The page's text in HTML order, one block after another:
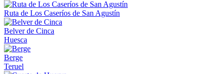
Ruta de Los Caseríos de San Agustín
Belver de Cinca
Huesca
Berge
Teruel